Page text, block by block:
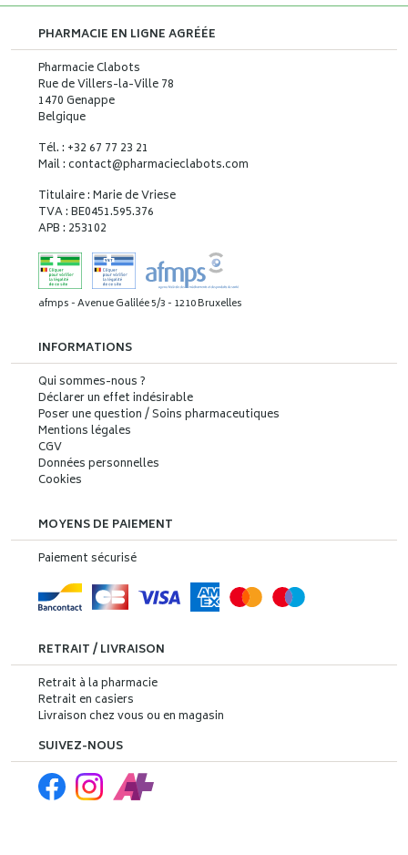
PHARMACIE EN LIGNE AGRÉÉE
Pharmacie Clabots
Rue de Villers-la-Ville 78
1470 Genappe
Belgique
Tél. : +32 67 77 23 21
Mail : contact@pharmacieclabots.com
Titulaire : Marie de Vriese
TVA : BE0451.595.376
APB : 253102
afmps - Avenue Galilée 5/3 - 1210 Bruxelles
INFORMATIONS
Qui sommes-nous ?
Déclarer un effet indésirable
Poser une question / Soins pharmaceutiques
Mentions légales
CGV
Données personnelles
Cookies
MOYENS DE PAIEMENT
Paiement sécurisé
RETRAIT / LIVRAISON
Retrait à la pharmacie
Retrait en casiers
Livraison chez vous ou en magasin
SUIVEZ-NOUS